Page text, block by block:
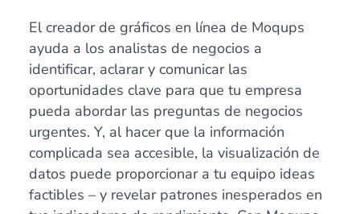
El creador de gráficos en línea de Moqups
ayuda a los analistas de negocios a
identificar, aclarar y comunicar las
oportunidades clave para que tu empresa
pueda abordar las preguntas de negocios
urgentes. Y, al hacer que la información
complicada sea accesible, la visualización de
datos puede proporcionar a tu equipo ideas
factibles – y revelar patrones inesperados en